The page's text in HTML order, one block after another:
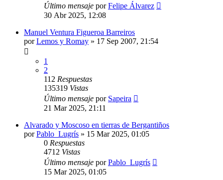
Último mensaje porFelipe Álvarez
30 Abr 2025, 12:08
Manuel Ventura Figueroa Barreiros
porLemos y Romay » 17 Sep 2007, 21:54
1
2
112 Respuestas
135319 Vistas
Último mensaje por Sapeira
21 Mar 2025, 21:11
Alvarado y Moscoso en tierras de Bergantiños
porPablo_Lugrís » 15 Mar 2025, 01:05
0 Respuestas
4712 Vistas
Último mensaje porPablo_Lugrís
15 Mar 2025, 01:05